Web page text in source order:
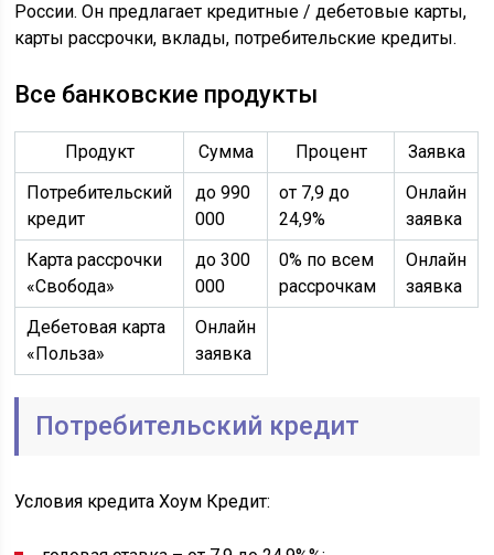
России. Он предлагает кредитные / дебетовые карты,
карты рассрочки, вклады, потребительские кредиты.
Все банковские продукты
Продукт Сумма Процент
Заявка
Потребительский
кредит
до 990
000
от 7,9 до
24,9%
Онлайн
заявка
Карта рассрочки
«Свобода»
до 300
000
0% по всем
рассрочкам
Онлайн
заявка
Дебетовая карта
«Польза»
Онлайн
заявка
Потребительский кредит
Условия кредита Хоум Кредит: